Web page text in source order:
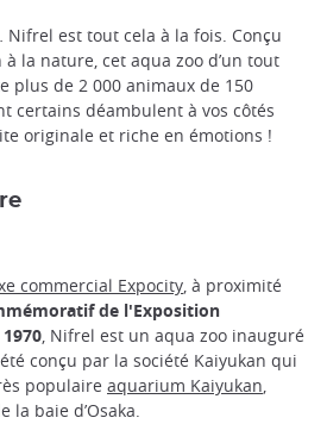
est tout cela à la fois. Conçu
la nature, cet aqua zoo d’un tout
plus de 2 000 animaux de 150
certains déambulent à vos côtés
originale et riche en émotions !
commercial Expocity, à proximité
de l'Exposition
, Nifrel est un aqua zoo inauguré
conçu par la société Kaiyukan qui
populaire aquarium Kaiyukan,
baie d’Osaka.